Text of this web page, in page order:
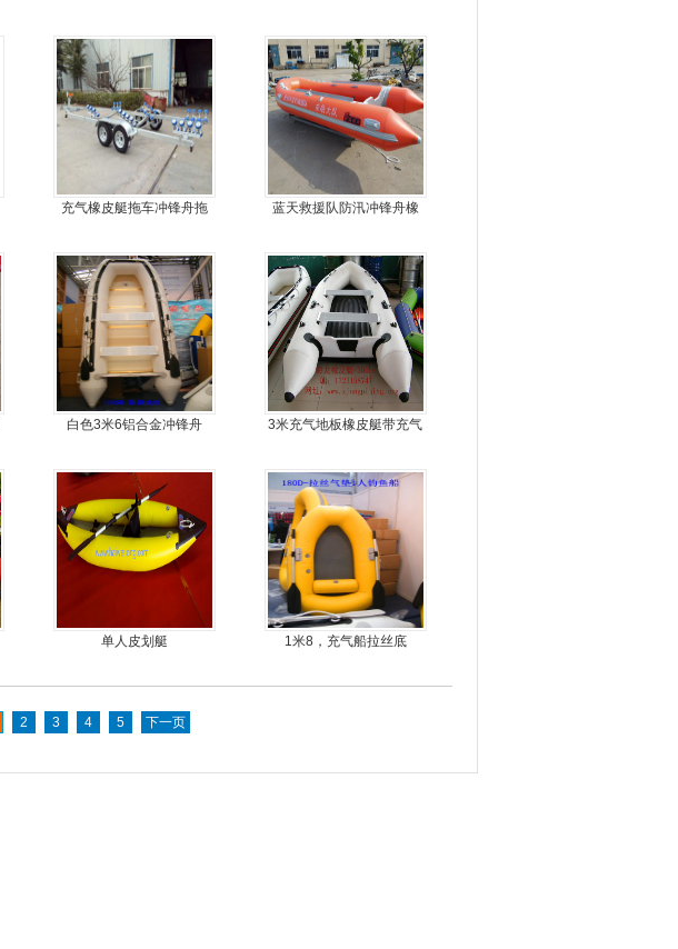
4.3米前操
优
充气橡皮艇拖车冲锋舟拖
蓝天救援队防汛冲锋舟橡
白色3米6铝合金冲锋舟
3米充气地板橡皮艇带充气
单人皮划艇 1米8，充气船拉丝底
2 3 4 5 下一页